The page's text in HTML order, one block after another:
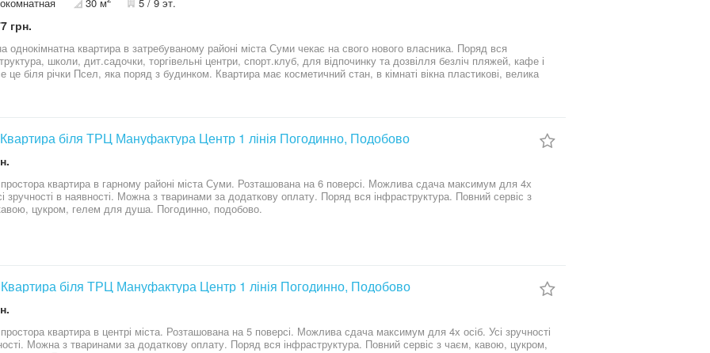
грн.
однокімнатна квартира в затребуваному районі міста Суми чекає на свого нового власника. Поряд вся
центри, спорт.клуб, для відпочинку та дозвілля безліч пляжей, кафе і
це біля річки Псел, яка поряд з будинком. Квартира має косметичний стан, в кімнаті вікна пластикові, велика
двір,гарні сусіди ,зручний 5 поверх, ліфт працює. Питання ціни обговорюються, торг присутній. За
Квартира біля ТРЦ Мануфактура Центр 1 лінія Погодинно, Подобово
квартира в гарному районі міста Суми. Розташована на 6 поверсі. Можлива сдача максимум для 4х
зручності в наявності. Можна з тваринами за додаткову оплату. Поряд вся інфраструктура. Повний сервіс з
цукром, гелем для душа. Погодинно, подобово.
Квартира біля ТРЦ Мануфактура Центр 1 лінія Погодинно, Подобово
квартира в центрі міста. Розташована на 5 поверсі. Можлива сдача максимум для 4х осіб. Усі зручності
Можна з тваринами за додаткову оплату. Поряд вся інфраструктура. Повний сервіс з чаєм, кавою, цукром,